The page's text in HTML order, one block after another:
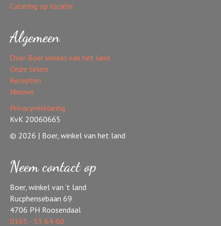
Catering op locatie
Algemeen
Over Boer winkel van het land
Onze telers
Recepten
Nieuws
Privacyverklaring
KvK 20060665
© 2026 | Boer, winkel van het land
Neem contact op
Boer, winkel van 't land
Rucphensebaan 69
4706 PH Roosendaal
0165 - 53 64 60